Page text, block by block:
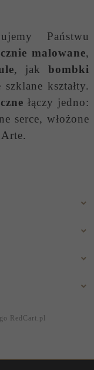
Państwu
malowane,
, jak bombki
kształty.
łączy jedno:
serce, włożone
RedCart.pl